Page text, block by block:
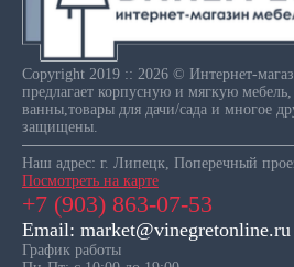
Copyright 2019 :: 2026 © Интернет-
предлагает корпусную и мягкую
ванны,товары для дачи/сада и многое
защищены.
Наш адрес: г. Липецк, Поперечный
Посмотреть на карте
+7 (903) 863-07-53
Email: market@vinegretonline.ru
График работы